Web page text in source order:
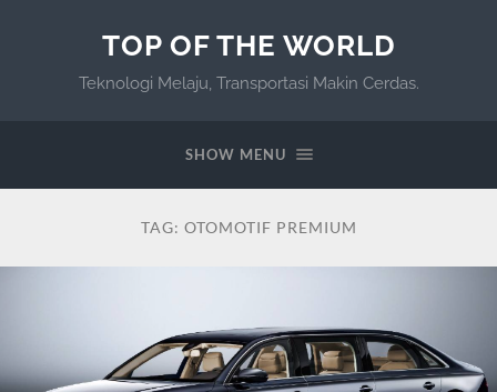
TOP OF THE WORLD
Teknologi Melaju, Transportasi Makin Cerdas.
SHOW MENU
TAG: OTOMOTIF PREMIUM